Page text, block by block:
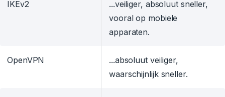
IKEv2
...veiliger, absoluut sneller,
vooral op mobiele
apparaten.
OpenVPN
...absoluut veiliger,
waarschijnlijk sneller.